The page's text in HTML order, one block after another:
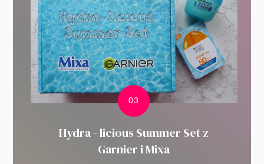
Hydra - licious Summer Set z
Garnier i Mixa